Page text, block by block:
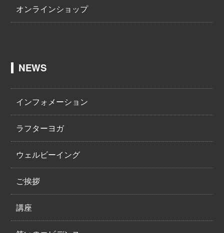
オンラインショップ
NEWS
インフォメーション
ラフターヨガ
ウェルビーイング
ご挨拶
講座